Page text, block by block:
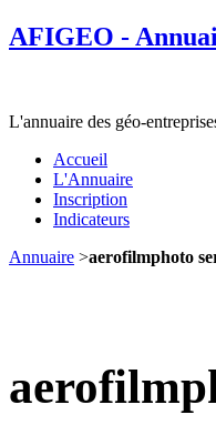
AFIGEO -
L'annuaire des géo-
Accueil
L'Annuaire
Inscription
Indicateurs
Annuaire >aerofilmphoto